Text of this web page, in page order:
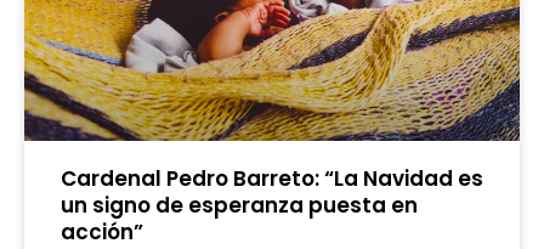
Cardenal Pedro Barreto: “La Navidad es
un signo de esperanza puesta en
acción”